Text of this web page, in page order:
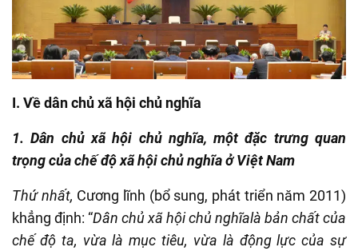
I. Về dân chủ xã hội chủ nghĩa
1. Dân chủ xã hội chủ nghĩa, một đặc trưng quan
trọng của chế độ xã hội chủ nghĩa ở Việt Nam
Thứ nhất, Cương lĩnh (bổ sung, phát triển năm 2011)
khẳng định: “Dân chủ xã hội chủ nghĩalà bản chất của
chế độ ta, vừa là mục tiêu, vừa là động lực của sự